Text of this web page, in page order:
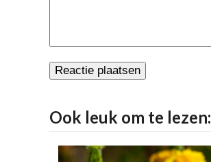
Ook leuk om te lezen: